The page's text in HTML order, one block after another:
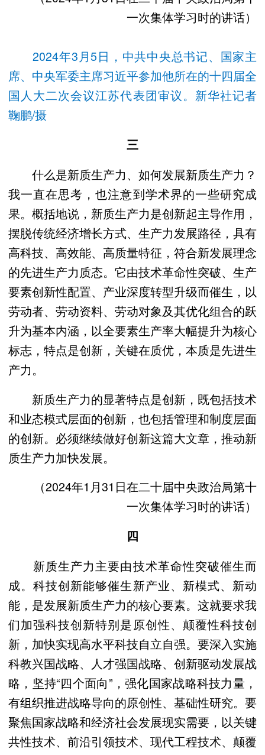
一次集体学习时的讲话）
2024年3月5日，中共中央总书记、国家主
席、中央军委主席习近平参加他所在的十四届全
国人大二次会议江苏代表团审议。新华社记者
鞠鹏/摄
三
什么是新质生产力、如何发展新质生产力？
我一直在思考，也注意到学术界的一些研究成
果。概括地说，新质生产力是创新起主导作用，
摆脱传统经济增长方式、生产力发展路径，具有
高科技、高效能、高质量特征，符合新发展理念
的先进生产力质态。它由技术革命性突破、生产
要素创新性配置、产业深度转型升级而催生，以
劳动者、劳动资料、劳动对象及其优化组合的跃
升为基本内涵，以全要素生产率大幅提升为核心
标志，特点是创新，关键在质优，本质是先进生
产力。
新质生产力的显著特点是创新，既包括技术
和业态模式层面的创新，也包括管理和制度层面
的创新。必须继续做好创新这篇大文章，推动新
质生产力加快发展。
（2024年1月31日在二十届中央政治局第十
一次集体学习时的讲话）
四
新质生产力主要由技术革命性突破催生而
成。科技创新能够催生新产业、新模式、新动
能，是发展新质生产力的核心要素。这就要求我
们加强科技创新特别是原创性、颠覆性科技创
新，加快实现高水平科技自立自强。要深入实施
科教兴国战略、人才强国战略、创新驱动发展战
略，坚持“四个面向”，强化国家战略科技力量，
有组织推进战略导向的原创性、基础性研究。要
聚焦国家战略和经济社会发展现实需要，以关键
共性技术、前沿引领技术、现代工程技术、颠覆